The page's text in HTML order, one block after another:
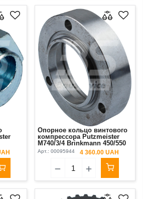
Опорное кольцо винтового
компрессора Putzmeister
М740/3/4 Brinkmann 450/550
Арт.: 00095944 4 360.00 UAH